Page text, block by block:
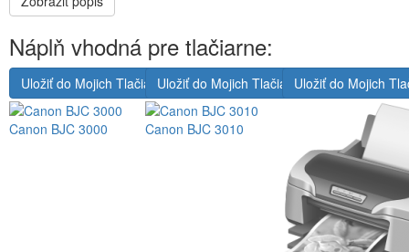
Náplň vhodná pre tlačiarne:
Uložiť do Mojich Tlačiarní
Canon BJC 3000
Uložiť do Mojich Tlačiarní
Canon BJC 3010
Uložiť do Mojich